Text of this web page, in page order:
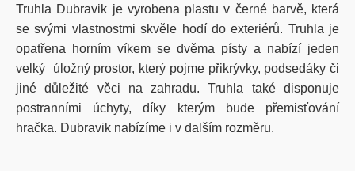
Truhla Dubravik je vyrobena plastu v černé barvě, která
se svými vlastnostmi skvěle hodí do exteriérů. Truhla je
opatřena horním víkem se dvěma písty a nabízí jeden
velký úložný prostor, který pojme přikrývky, podsedáky či
jiné důležité věci na zahradu. Truhla také disponuje
postranními úchyty, díky kterým bude přemisťování
hračka. Dubravik nabízíme i v dalším rozměru.